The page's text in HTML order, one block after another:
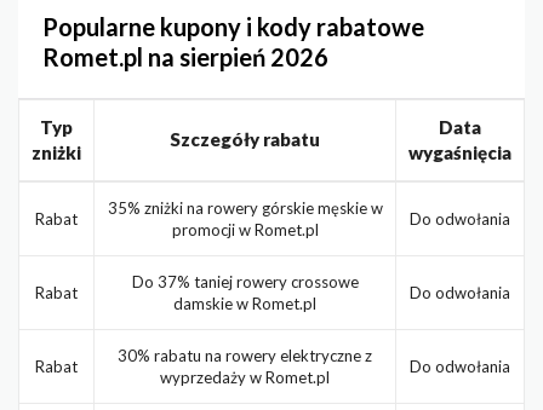
Popularne kupony i kody rabatowe
Romet.pl na sierpień 2026
Typ
zniżki
Szczegóły rabatu
Data
wygaśnięcia
Rabat
35% zniżki na rowery górskie męskie w
promocji w Romet.pl
Do odwołania
Rabat
Do 37% taniej rowery crossowe
damskie w Romet.pl
Do odwołania
Rabat
30% rabatu na rowery elektryczne z
wyprzedaży w Romet.pl
Do odwołania